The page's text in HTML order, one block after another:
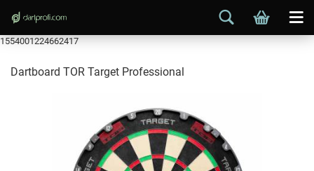
1554001224662417
Dartboard TOR Target Professional